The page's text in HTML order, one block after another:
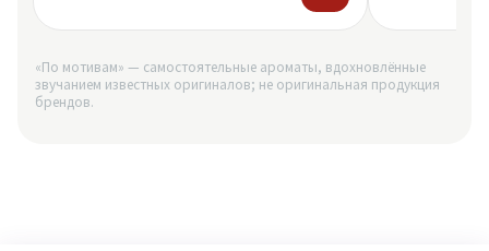
«По мотивам» — самостоятельные ароматы, вдохновлённые
звучанием известных оригиналов; не оригинальная продукция
брендов.